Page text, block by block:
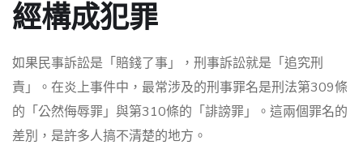
經構成犯罪
如果民事訴訟是「賠錢了事」，刑事訴訟就是「追究刑
責」。在炎上事件中，最常涉及的刑事罪名是刑法第309條
的「公然侮辱罪」與第310條的「誹謗罪」。這兩個罪名的
差別，是許多人搞不清楚的地方。